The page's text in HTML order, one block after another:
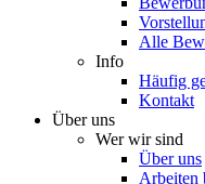
Alle
Info
Häufig
Kontakt
Über uns
Wer wir sind
Über uns
Arbeiten